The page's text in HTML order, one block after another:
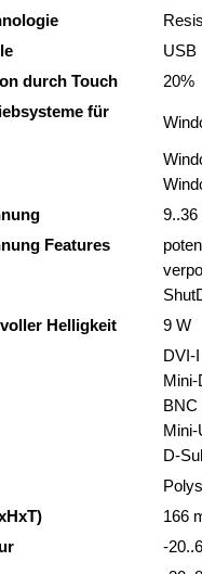
USB
durch Touch
20%
für
9..36
Features
Helligkeit
9 W
DVI-
BNC
Mini-
D-
166
-